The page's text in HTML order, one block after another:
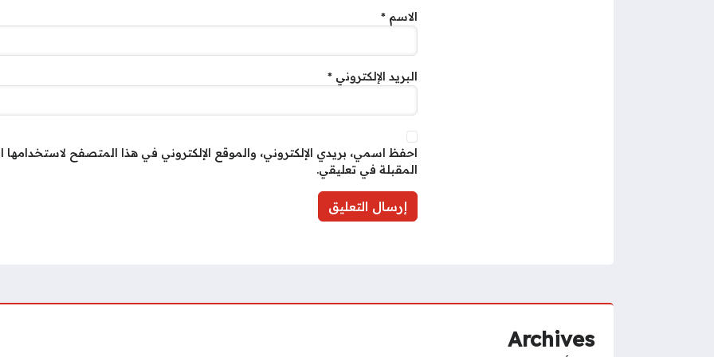
الاسم *
البريد الإلكتروني *
احفظ اسمي، بريدي الإلكتروني، والموقع الإلكتروني في هذا المتصفح لاستخدامها
المقبلة في تعليقي.
Archives